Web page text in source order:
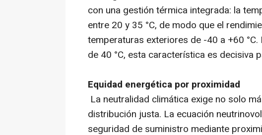
con una gestión térmica integrada: la
entre 20 y 35 °C, de modo que el
temperaturas exteriores de -40 a +60
de 40 °C, esta característica es decisiva
Equidad energética por proximidad
La neutralidad climática exige no solo
distribución justa. La ecuación
seguridad de suministro mediante